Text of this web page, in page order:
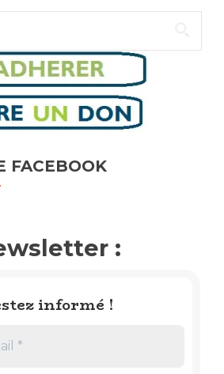
FACEBOOK
:
informé !